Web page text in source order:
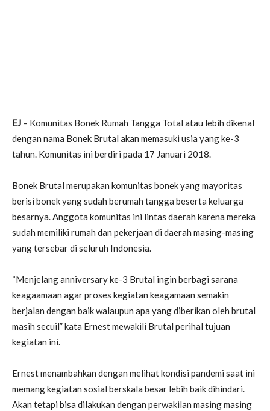
EJ – Komunitas Bonek Rumah Tangga Total atau lebih dikenal
dengan nama Bonek Brutal akan memasuki usia yang ke-3
tahun. Komunitas ini berdiri pada 17 Januari 2018.
Bonek Brutal merupakan komunitas bonek yang mayoritas
berisi bonek yang sudah berumah tangga beserta keluarga
besarnya. Anggota komunitas ini lintas daerah karena mereka
sudah memiliki rumah dan pekerjaan di daerah masing-masing
yang tersebar di seluruh Indonesia.
“Menjelang anniversary ke-3 Brutal ingin berbagi sarana
keagaamaan agar proses kegiatan keagamaan semakin
berjalan dengan baik walaupun apa yang diberikan oleh brutal
masih secuil” kata Ernest mewakili Brutal perihal tujuan
kegiatan ini.
Ernest menambahkan dengan melihat kondisi pandemi saat ini
memang kegiatan sosial berskala besar lebih baik dihindari.
Akan tetapi bisa dilakukan dengan perwakilan masing masing